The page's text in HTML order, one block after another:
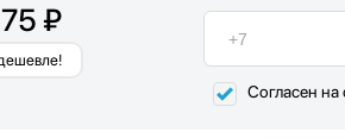
₽
Согласен на